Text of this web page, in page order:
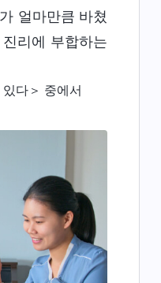
얼마만큼 바쳤
리에 부합하는
다＞ 중에서